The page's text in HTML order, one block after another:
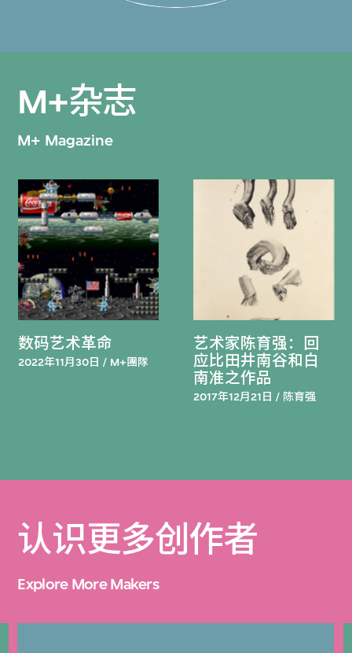
M+杂志
M+ Magazine
数码艺术革命
2022年11月30日 / M+團隊
艺术家陈育强：回
应比田井南谷和白
南准之作品
2017年12月21日 / 陈育强
认识更多创作者
Explore More Makers